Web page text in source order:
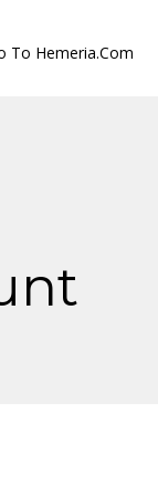
To Hemeria.com